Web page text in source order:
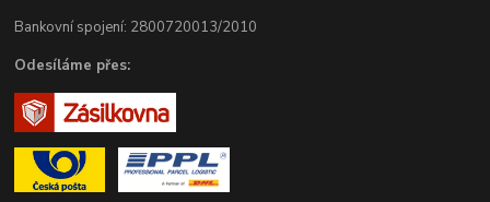
Bankovní spojení: 2800720013/2010
Odesíláme přes: